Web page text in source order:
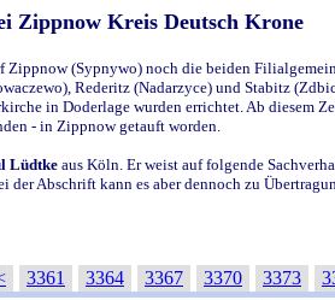
Zippnow Kreis Deutsch Krone
(Sypnywo) noch die beiden
Rederitz (Nadarzyce) und Stabitz
in Doderlage wurden errichtet. Ab diesem
- in Zippnow getauft worden.
Lüdtke aus Köln. Er weist auf folgende
Abschrift kann es aber dennoch zu
3361 3364 3367 3370 3373